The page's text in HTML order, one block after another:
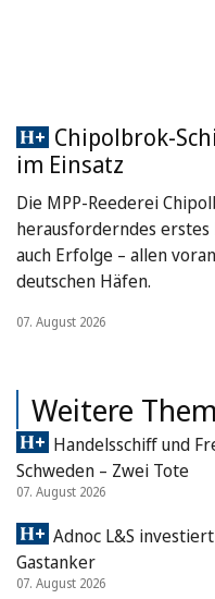
Chipolbrok-
im Einsatz
Die MPP-Reederei
herausforderndes
auch Erfolge – allen
deutschen Häfen.
07. August 2026
Weitere
Handelsschiff und
Schweden – Zwei Tote
07. August 2026
Adnoc L&S
Gastanker
07. August 2026